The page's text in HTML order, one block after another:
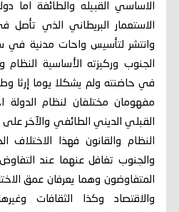
الاساسي القبيله والطائفة اما
الاستعمار البريطاني الذي تأصل
وانتشر لتأسيس واحات مدنية في
الجنوب وركيزته الأساسية
في حاضنته ولم يشكلا يوما إرثا
مفهومان مختلفان لنظام الدولة
القبلي الديني الطائفي والآخر
النظام والقانون فهذا
والجنوب تغافل عنهما عند
المتفاوضون وهما يعرفان عمق
والاقتصاد وكذا الثقافات